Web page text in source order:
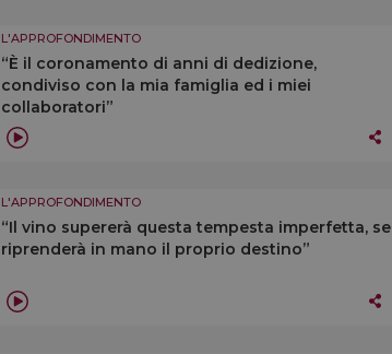
L'APPROFONDIMENTO
“È il coronamento di anni di dedizione,
condiviso con la mia famiglia ed i miei
collaboratori”
L'APPROFONDIMENTO
“Il vino supererà questa tempesta imperfetta, se
riprenderà in mano il proprio destino”